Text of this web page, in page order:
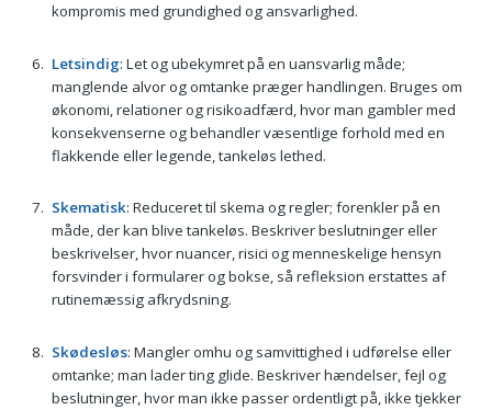
kompromis med grundighed og ansvarlighed.
Letsindig: Let og ubekymret på en uansvarlig måde;
manglende alvor og omtanke præger handlingen. Bruges om
økonomi, relationer og risikoadfærd, hvor man gambler med
konsekvenserne og behandler væsentlige forhold med en
flakkende eller legende, tankeløs lethed.
Skematisk: Reduceret til skema og regler; forenkler på en
måde, der kan blive tankeløs. Beskriver beslutninger eller
beskrivelser, hvor nuancer, risici og menneskelige hensyn
forsvinder i formularer og bokse, så refleksion erstattes af
rutinemæssig afkrydsning.
Skødesløs: Mangler omhu og samvittighed i udførelse eller
omtanke; man lader ting glide. Beskriver hændelser, fejl og
beslutninger, hvor man ikke passer ordentligt på, ikke tjekker